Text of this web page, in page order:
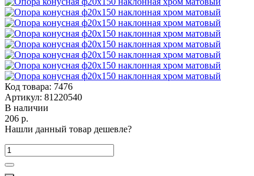
Код товара: 7476
Артикул: 81220540
В наличии
206 р.
Нашли данный товар дешевле?